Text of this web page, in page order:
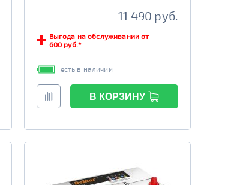
11 490 руб.
Выгода на обслуживании от
600 руб.*
есть в наличии
В КОРЗИНУ